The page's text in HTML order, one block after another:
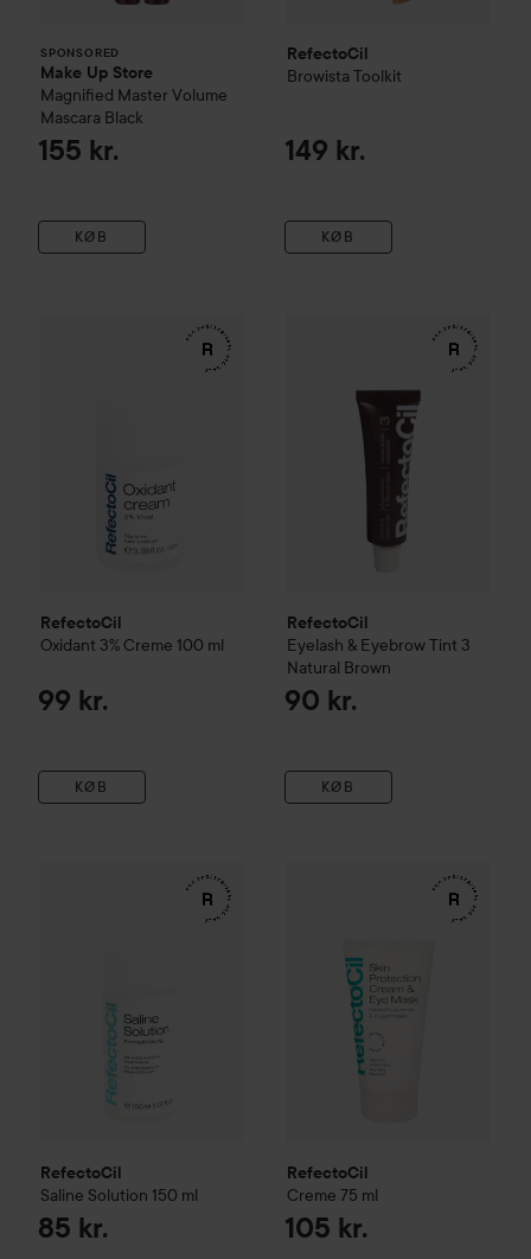
SPONSORED
Make Up Store
Magnified Master Volume
Mascara Black
155 kr.
KØB
RefectoCil
Browista Toolkit
149 kr.
KØB
RefectoCil
Oxidant 3% Creme 100 ml
99 kr.
KØB
Oxidant 3% Creme
RefectoCil
Eyelash & Eyebrow Tint 3
Natural Brown
90 kr.
KØB
Eyelash &
RefectoCil
Saline Solution 150 ml
85 kr.
Saline Solution
RefectoCil
Creme 75 ml
105 kr.
75 ml